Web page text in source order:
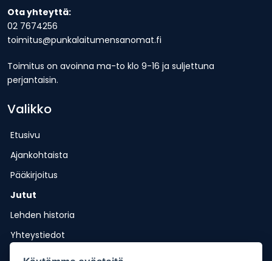
Ota yhteyttä:
02 7674256
toimitus@punkalaitumensanomat.fi
Toimitus on avoinna ma-to klo 9-16 ja suljettuna
perjantaisin.
Valikko
Etusivu
Ajankohtaista
Pääkirjoitus
Jutut
Lehden historia
Yhteystiedot